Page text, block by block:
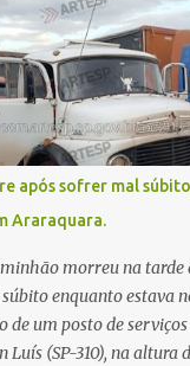
após sofrer mal
Araraquara.
morreu na
enquanto estava
de um posto de
(SP-310), na altura